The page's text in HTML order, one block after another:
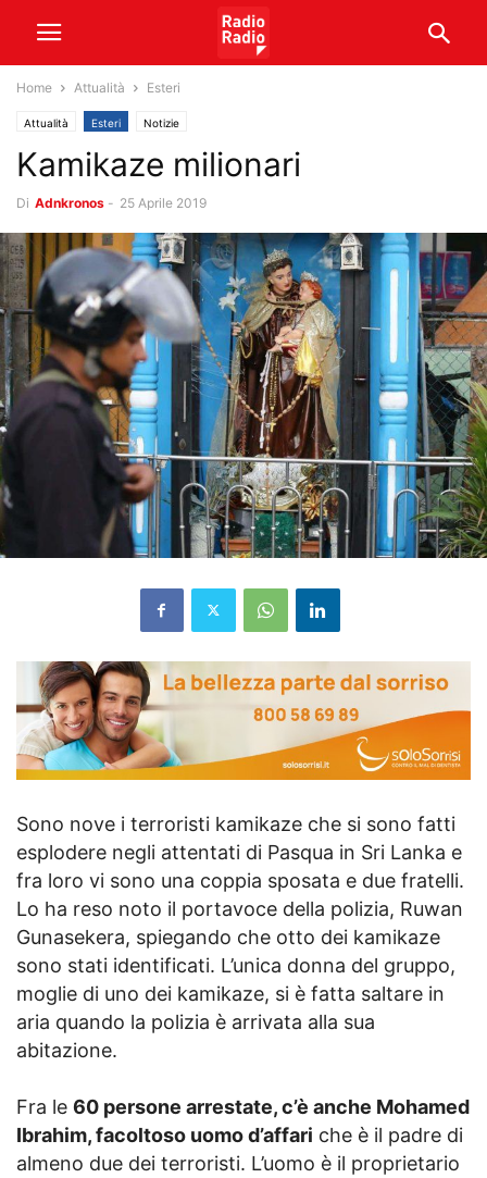
Home Attualità Esteri
Attualità Esteri Notizie
Kamikaze milionari
Di Adnkronos - 25 Aprile 2019
Sono nove i terroristi kamikaze che si sono fatti
esplodere negli attentati di Pasqua in Sri Lanka e
fra loro vi sono una coppia sposata e due fratelli.
Lo ha reso noto il portavoce della polizia, Ruwan
Gunasekera, spiegando che otto dei kamikaze
sono stati identificati. L’unica donna del gruppo,
moglie di uno dei kamikaze, si è fatta saltare in
aria quando la polizia è arrivata alla sua
abitazione.
Fra le 60 persone arrestate, c’è anche Mohamed
Ibrahim, facoltoso uomo d’affari che è il padre di
almeno due dei terroristi. L’uomo è il proprietario